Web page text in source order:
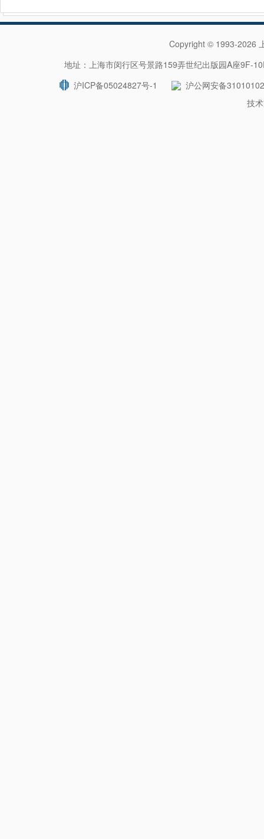
Copyright © 1993-2026
地址：上海市闵行区号景路159弄世纪出版园A座
沪ICP备05024827号-1
沪公网安备
技